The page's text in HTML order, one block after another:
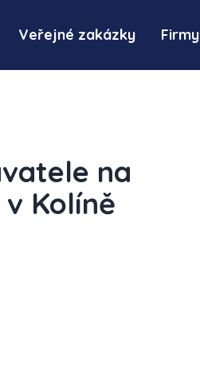
Veřejné zakázky Firmy
na
Kolíně